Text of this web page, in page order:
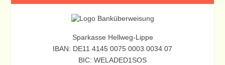
Sparkasse Hellweg-Lippe
IBAN: DE11 4145 0075 0003 0034 07
BIC: WELADED1SOS